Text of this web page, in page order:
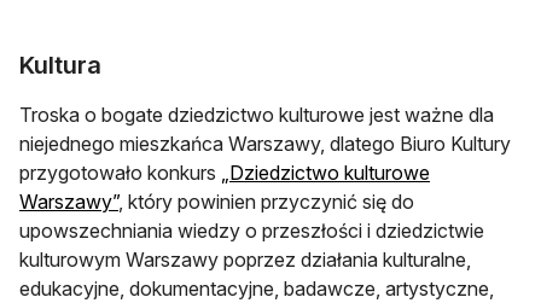
Kultura
Troska o bogate dziedzictwo kulturowe jest ważne dla
niejednego mieszkańca Warszawy, dlatego Biuro Kultury
przygotowało konkurs „Dziedzictwo kulturowe
Warszawy”, który powinien przyczynić się do
upowszechniania wiedzy o przeszłości i dziedzictwie
kulturowym Warszawy poprzez działania kulturalne,
edukacyjne, dokumentacyjne, badawcze, artystyczne,